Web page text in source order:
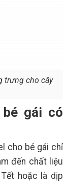
trưng cho cây
bé gái có
cho bé gái chỉ
đến chất liệu
hoặc là dịp